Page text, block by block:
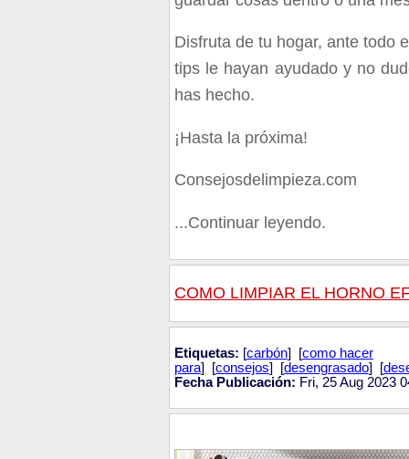
Disfruta de tu hogar, ante todo
tips le hayan ayudado y no
has hecho.
¡Hasta la próxima!
Consejosdelimpieza.com
...Continuar leyendo.
COMO LIMPIAR EL HORNO
Etiquetas: [carbón] [como hacer
para] [consejos] [desengrasado] [
Fecha Publicación: Fri, 25 Aug 2023